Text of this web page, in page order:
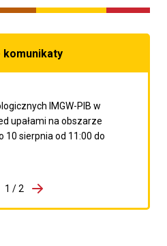
komunikaty
IMGW-PIB w
upałami na obszarze
sierpnia od 11:00 do
1 / 2
Przejdź do następnego